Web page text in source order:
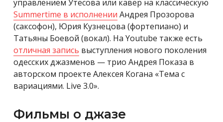
управлением Утесова или кавер на классическую
Summertime в исполнении Андрея Прозорова
(саксофон), Юрия Кузнецова (фортепиано) и
Татьяны Боевой (вокал). На Youtube также есть
отличная запись выступления нового поколения
одесских джазменов — трио Андрея Показа в
авторском проекте Алексея Когана «Тема с
вариациями. Live 3.0».
Фильмы о джазе